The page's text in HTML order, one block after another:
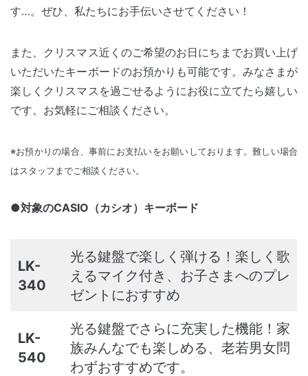
す…。ぜひ、私たちにお手伝いさせてください！
また、クリスマス近くのご希望のお日にちまでお買い上げ
いただいたキーボードのお預かりも可能です。みなさまが
楽しくクリスマスを過ごせるようにお役に立てたら嬉しい
です。お気軽にご相談ください。
※お預かりの場合、事前にお支払いをお願いしております。難しい場合
はスタッフまでご相談ください。
●対象のCASIO（カシオ）キーボード
LK-
340
光る鍵盤で楽しく弾ける！楽しく歌
えるマイク付き、お子さまへのプレ
ゼントにおすすめ
LK-
540
光る鍵盤でさらに充実した機能！家
族みんなでも楽しめる、老若男女問
わずおすすめです。